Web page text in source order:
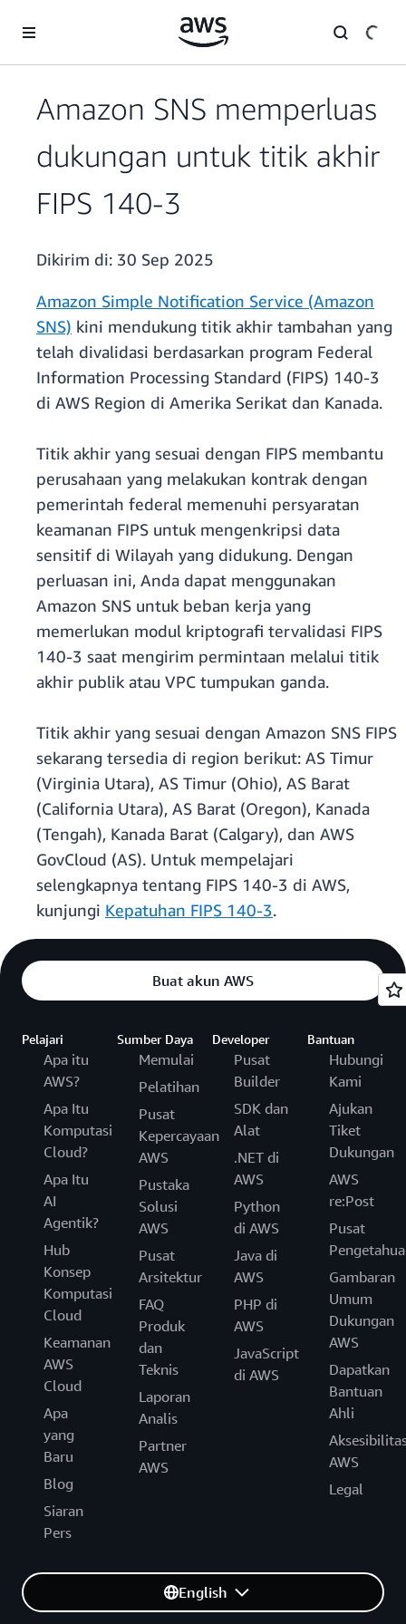
Amazon SNS memperluas
dukungan untuk titik akhir
FIPS 140-3
Dikirim di: 30 Sep 2025
Amazon Simple Notification Service (Amazon
SNS) kini mendukung titik akhir tambahan yang
telah divalidasi berdasarkan program Federal
Information Processing Standard (FIPS) 140-3
di AWS Region di Amerika Serikat dan Kanada.
Titik akhir yang sesuai dengan FIPS membantu
perusahaan yang melakukan kontrak dengan
pemerintah federal memenuhi persyaratan
keamanan FIPS untuk mengenkripsi data
sensitif di Wilayah yang didukung. Dengan
perluasan ini, Anda dapat menggunakan
Amazon SNS untuk beban kerja yang
memerlukan modul kriptografi tervalidasi FIPS
140-3 saat mengirim permintaan melalui titik
akhir publik atau VPC tumpukan ganda.
Titik akhir yang sesuai dengan Amazon SNS FIPS
sekarang tersedia di region berikut: AS Timur
(Virginia Utara), AS Timur (Ohio), AS Barat
(California Utara), AS Barat (Oregon), Kanada
(Tengah), Kanada Barat (Calgary), dan AWS
GovCloud (AS). Untuk mempelajari
selengkapnya tentang FIPS 140-3 di AWS,
kunjungi Kepatuhan FIPS 140-3.
Buat akun AWS
Pelajari
Apa itu
AWS?
Apa Itu
Komputasi
Cloud?
Apa Itu
AI
Agentik?
Hub
Konsep
Komputasi
Cloud
Keamanan
AWS
Cloud
Apa
yang
Baru
Blog
Siaran
Pers
Sumber Daya
Memulai
Pelatihan
Pusat
Kepercayaan
AWS
Pustaka
Solusi
AWS
Pusat
Arsitektur
FAQ
Produk
dan
Teknis
Laporan
Analis
Partner
AWS
Developer
Pusat
Builder
SDK dan
Alat
.NET di
AWS
Python
di AWS
Java di
AWS
PHP di
AWS
JavaScript
di AWS
Bantuan
Hubungi
Kami
Ajukan
Tiket
Dukungan
AWS
re:Post
Pusat
Gambaran
Umum
Dukungan
AWS
Dapatkan
Bantuan
Ahli
AWS
Legal
English